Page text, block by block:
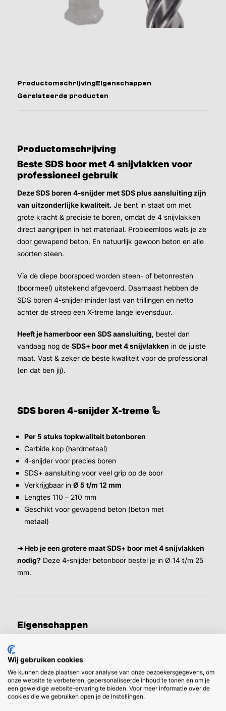
ProductomschrijvingEigenschappen
Gerelateerde producten
Productomschrijving
Beste SDS boor met 4 snijvlakken voor
professioneel gebruik
Deze SDS boren 4-snijder met SDS plus aansluiting zijn
van uitzonderlijke kwaliteit. Je bent in staat om met
grote kracht & precisie te boren, omdat de 4 snijvlakken
direct aangrijpen in het materiaal. Probleemloos wals je ze
door gewapend beton. En natuurlijk gewoon beton en alle
soorten steen.
Via de diepe boorspoed worden steen- of betonresten
(boormeel) uitstekend afgevoerd. Daarnaast hebben de
SDS boren 4-snijder minder last van trillingen en netto
achter de streep een X-treme lange levensduur.
Heeft je hamerboor een SDS aansluiting, bestel dan
vandaag nog de SDS+ boor met 4 snijvlakken in de juiste
maat. Vast & zeker de beste kwaliteit voor de professional
(en dat ben jij).
SDS boren 4-snijder X-treme 🦾
Per 5 stuks topkwaliteit betonboren
Carbide kop (hardmetaal)
4-snijder voor precies boren
SDS+ aansluiting voor veel grip op de boor
Verkrijgbaar inØ 5 t/m 12 mm
Lengtes 110 – 210 mm
Geschikt voor gewapend beton (beton met
metaal)
➜ Heb je een grotere maat SDS+ boor met 4 snijvlakken
nodig? Deze 4-snijder betonboor bestel je in Ø 14 t/m 25
mm.
Eigenschappen
MM,
10.0 X
Wij gebruiken cookies
We kunnen deze plaatsen voor analyse van onze bezoekersgegevens, om
onze website te verbeteren, gepersonaliseerde inhoud te tonen en om je
een geweldige website-ervaring te bieden. Voor meer informatie over de
cookies die we gebruiken open je de instellingen.